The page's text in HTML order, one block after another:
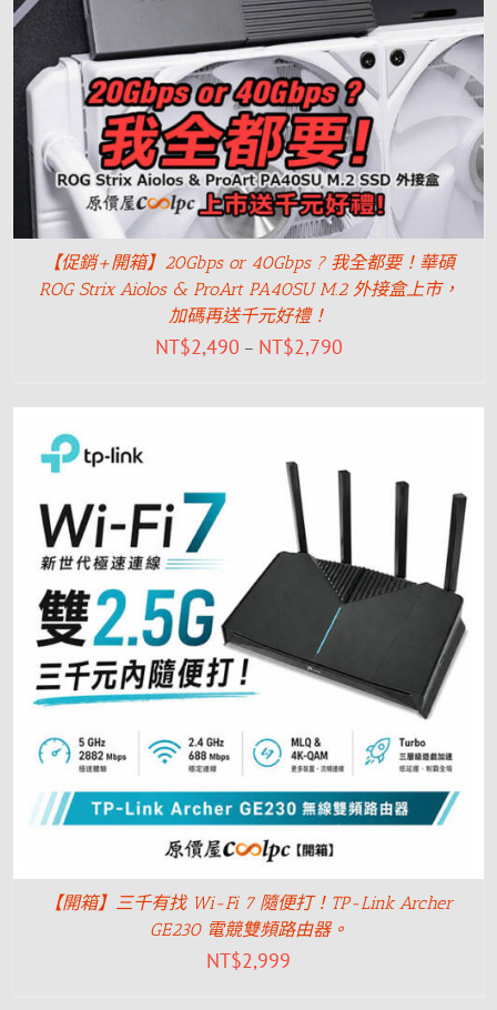
【促銷+開箱】20Gbps or 40Gbps ? 我全都要！華碩
ROG Strix Aiolos & ProArt PA40SU M.2 外接盒上市，
加碼再送千元好禮！
NT$2,490 – NT$2,790
【開箱】三千有找 Wi-Fi 7 隨便打！TP-Link Archer
GE230 電競雙頻路由器。
NT$2,999